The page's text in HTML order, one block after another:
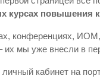
курсах повышения
конференциях,
мы уже внесли в
кабинет на